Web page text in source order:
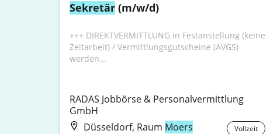
Sekretär (m/w/d)
+++ DIREKTVERMITTLUNG in Festanstellung (keine
Zeitarbeit) / Vermittlungsgutscheine (AVGS)
werden...
RADAS Jobbörse & Personalvermittlung
GmbH
Düsseldorf, Raum Moers Vollzeit